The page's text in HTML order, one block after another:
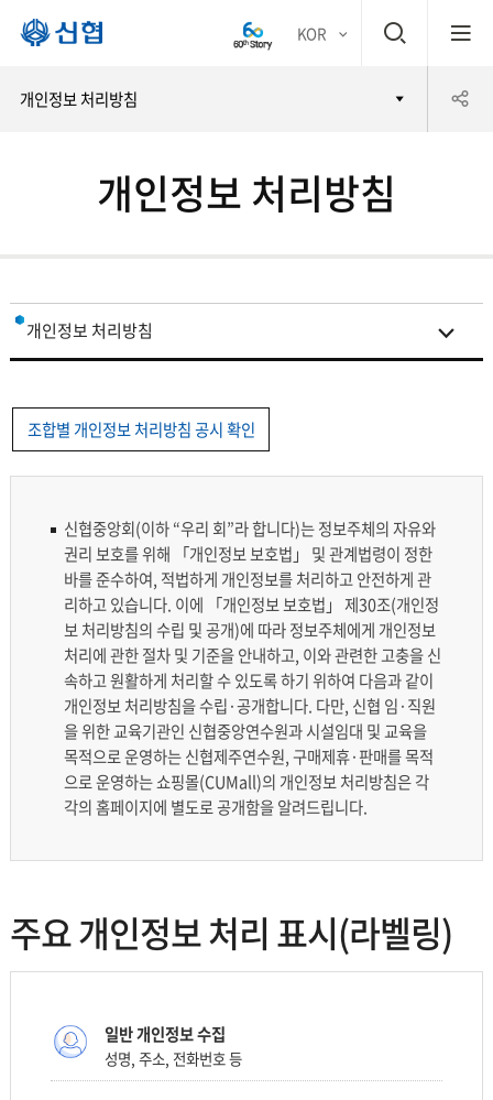
평생
어부
KOR
검
개인정보 처리방침
기
개인정보 처리방침
개인정보 처리방침
위탁현황
영상정보처리기기 운영 및 관리방법
개인위치정보 처리방침
신협 위치기반서비스 이용약관
조합별 개인정보 처리방침 공시 확인
신협중앙회(이하 “우리 회”라 합니다)는 정보주체의 자유와
권리 보호를 위해 「개인정보 보호법」 및 관계법령이 정한
바를 준수하여, 적법하게 개인정보를 처리하고 안전하게 관
리하고 있습니다. 이에 「개인정보 보호법」 제30조(개인정
보 처리방침의 수립 및 공개)에 따라 정보주체에게 개인정보
처리에 관한 절차 및 기준을 안내하고, 이와 관련한 고충을 신
속하고 원활하게 처리할 수 있도록 하기 위하여 다음과 같이
개인정보 처리방침을 수립·공개합니다. 다만, 신협 임·직원
을 위한 교육기관인 신협중앙연수원과 시설임대 및 교육을
목적으로 운영하는 신협제주연수원, 구매제휴·판매를 목적
으로 운영하는 쇼핑몰(CUMall)의 개인정보 처리방침은 각
각의 홈페이지에 별도로 공개함을 알려드립니다.
주요 개인정보 처리 표시(라벨링)
일반 개인정보 수집
성명, 주소, 전화번호 등